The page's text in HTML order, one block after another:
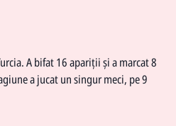
A bifat 16 apariții și a marcat 8
a jucat un singur meci, pe 9